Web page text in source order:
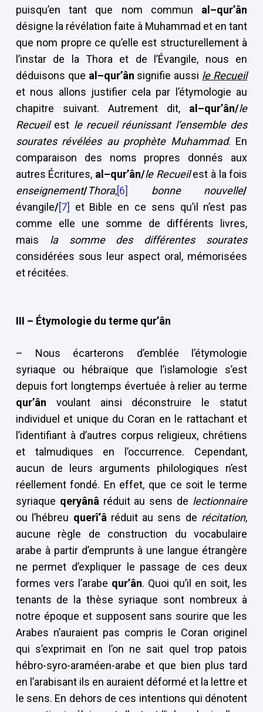
puisqu’en tant que nom commun al–qur’ân
désigne la révélation faite à Muhammad et en tant
que nom propre ce qu’elle est structurellement à
l’instar de la Thora et de l’Évangile, nous en
déduisons que al–qur’ân signifie aussi le Recueil
et nous allons justifier cela par l’étymologie au
chapitre suivant. Autrement dit, al–qur’ân/le
Recueilest le recueil réunissant l’ensemble des
sourates révélées au prophète Muhammad. En
comparaison des noms propres donnés aux
autres Écritures, al–qur’ân/le Recueilest à la fois
enseignement/Thora,[6] bonne nouvelle/
évangile/[7]
et Bible en ce sens qu’il n’est pas
comme elle une somme de différents livres,
mais la somme des différentes sourates
considérées sous leur aspect oral, mémorisées
et récitées.
III – Étymologie du terme qur’ân
– Nous écarterons d’emblée l’étymologie
syriaque ou hébraïque que l’islamologie s’est
depuis fort longtemps évertuée à relier au terme
qur’ân voulant ainsi déconstruire le statut
individuel et unique du Coran en le rattachant et
l’identifiant à d’autres corpus religieux, chrétiens
et talmudiques en l’occurrence. Cependant,
aucun de leurs arguments philologiques n’est
réellement fondé. En effet, que ce soit le terme
syriaque qeryânâ réduit au sens de lectionnaire
ou l’hébreu querî’â réduit au sens de récitation,
aucune règle de construction du vocabulaire
arabe à partir d’emprunts à une langue étrangère
ne permet d’expliquer le passage de ces deux
formes vers l’arabe qur’ân. Quoi qu’il en soit, les
tenants de la thèse syriaque sont nombreux à
notre époque et supposent sans sourire que les
Arabes n’auraient pas compris le Coran originel
qui s’exprimait en l’on ne sait quel trop patois
hébro-syro-araméen-arabe et que bien plus tard
en l’arabisant ils en auraient déformé et la lettre et
le sens. En dehors de ces intentions qui dénotent